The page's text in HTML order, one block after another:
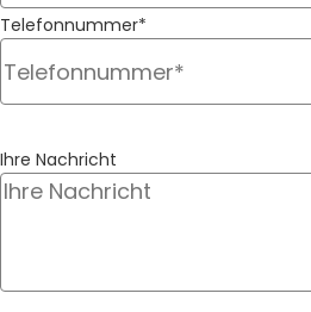
Telefonnummer*
Ihre Nachricht